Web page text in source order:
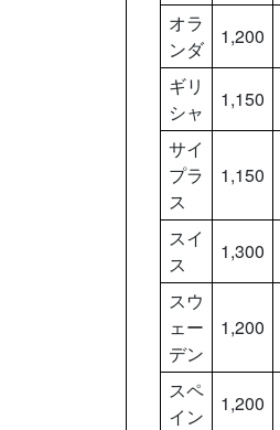
オラ
ンダ
1,200
ギリ
シャ
1,150
サイ
プラ
ス
1,150
スイ
ス
1,300
スウ
ェー
デン
1,200
スペ
イン
1,200